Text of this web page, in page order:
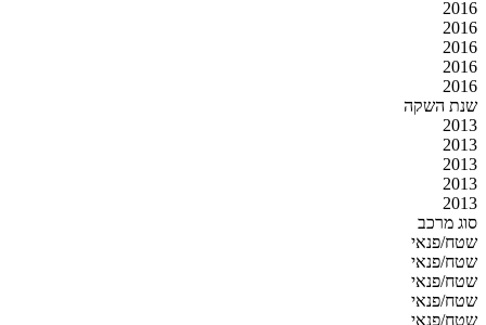
2016
2016
2016
2016
2016
שנת השקה
2013
2013
2013
2013
2013
סוג מרכב
שטח/פנאי
שטח/פנאי
שטח/פנאי
שטח/פנאי
שטח/פנאי